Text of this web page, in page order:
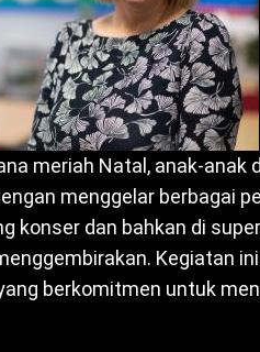
meriah Natal, anak-
menggelar berbagai
konser dan bahkan di
Kegiatan
berkomitmen untuk